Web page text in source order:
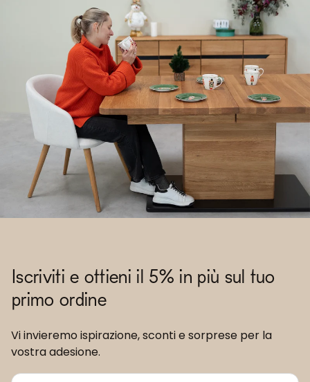
Iscriviti e ottieni il 5% in più sul tuo
primo ordine
Vi invieremo ispirazione, sconti e sorprese per la
vostra adesione.